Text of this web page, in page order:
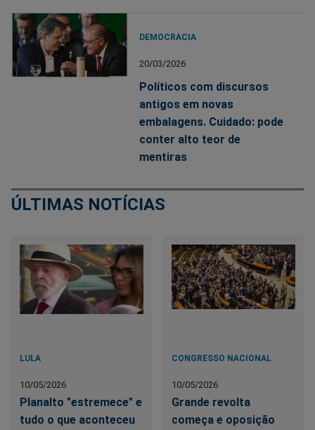
DEMOCRACIA
20/03/2026
Políticos com discursos
antigos em novas
embalagens. Cuidado: pode
conter alto teor de
mentiras
ÚLTIMAS NOTÍCIAS
LULA
10/05/2026
Planalto "estremece" e
tudo o que aconteceu
CONGRESSO NACIONAL
10/05/2026
Grande revolta
começa e oposição